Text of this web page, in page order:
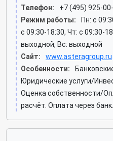
Телефон:
+7 (495) 925-
Режим работы:
Пн: c
c 09:30-18:30, Чт: c 09:30-
выходной, Вс: выходной
Сайт:
www.asteragroup.ru
Особенности:
Юридические услуги/
Оценка собственности/
расчёт. Оплата через